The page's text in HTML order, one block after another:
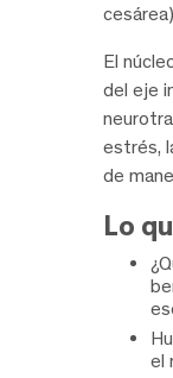
El
del eje
estrés,
de
Lo
el